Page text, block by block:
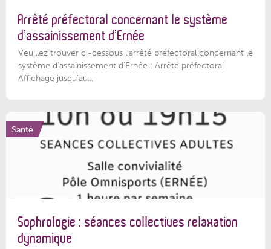
Arrêté préfectoral concernant le système
d’assainissement d’Ernée
Veuillez trouver ci-dessous l’arrêté préfectoral concernant le
système d'assainissement d'Ernée : Arrêté préfectoral
Affichage jusqu'au...
Santé
Sophrologie : séances collectives relaxation
dynamique